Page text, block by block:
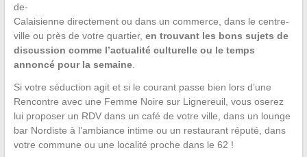
de-
Calaisienne directement ou dans un commerce, dans le centre-
ville ou près de votre quartier, en trouvant les bons sujets de
discussion comme l’actualité culturelle ou le temps
annoncé pour la semaine.
Si votre séduction agit et si le courant passe bien lors d’une
Rencontre avec une Femme Noire sur Lignereuil, vous oserez
lui proposer un RDV dans un café de votre ville, dans un lounge
bar Nordiste à l’ambiance intime ou un restaurant réputé, dans
votre commune ou une localité proche dans le 62 !